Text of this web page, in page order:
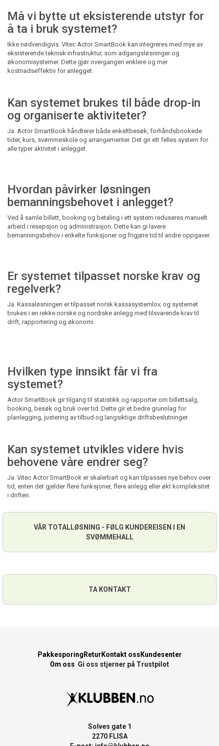
Må vi bytte ut eksisterende utstyr for
å ta i bruk systemet?
Ikke nødvendigvis. Vitec Actor SmartBook kan integreres med mye av
eksisterende teknisk infrastruktur, som adgangsløsninger og
økonomisystemer. Dette gjør overgangen enklere og mer
kostnadseffektiv for anlegget.
Kan systemet brukes til både drop-in
og organiserte aktiviteter?
Ja. Actor SmartBook håndterer både enkeltbesøk, forhåndsbookede
tider, kurs, svømmeskole og arrangementer. Det gir ett felles system for
alle typer aktivitet i anlegget.
Hvordan påvirker løsningen
bemanningsbehovet i anlegget?
Ved å samle billett, booking og betaling i ett system reduseres manuelt
arbeid i resepsjon og administrasjon. Dette kan gi lavere
bemanningsbehov i enkelte funksjoner og frigjøre tid til andre oppgaver.
Er systemet tilpasset norske krav og
regelverk?
Ja. Kassaløsningen er tilpasset norsk kassasystemlov, og systemet
brukes i en rekke norske og nordiske anlegg med tilsvarende krav til
drift, rapportering og økonomi.
Hvilken type innsikt får vi fra
systemet?
Actor SmartBook gir tilgang til statistikk og rapporter om billettsalg,
booking, besøk og bruk over tid. Dette gir et bedre grunnlag for
planlegging, justering av tilbud og langsiktige driftsbeslutninger.
Kan systemet utvikles videre hvis
behovene våre endrer seg?
Ja. Vitec Actor SmartBook er skalerbart og kan tilpasses nye behov over
tid, enten det gjelder flere funksjoner, flere anlegg eller økt kompleksitet
i driften.
VÅR TOTALLØSNING - FØLG KUNDEREISEN I EN
SVØMMEHALL
TA KONTAKT
Pakkesporing Retur Kontakt oss Kundesenter
Om oss Gi oss stjerner på Trustpilot
Solves gate 1
2270 FLISA